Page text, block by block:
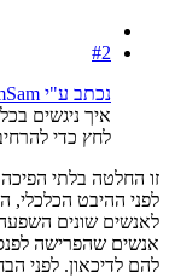
#2
נכתב ע"י IAmSam:
איך ניגשים
לחץ כדי
זו החלטה בלתי
לפני ההיבט הכלכלי,
לאנשים שונים
אנשים שהפרישה
להם לדיכאון. לפני